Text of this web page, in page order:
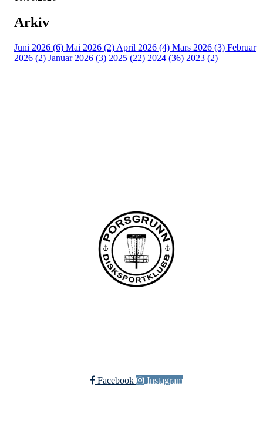
Arkiv
Juni 2026 (6) Mai 2026 (2) April 2026 (4) Mars 2026 (3) Februar
2026 (2) Januar 2026 (3) 2025 (22) 2024 (36) 2023 (2)
Facebook Instagram